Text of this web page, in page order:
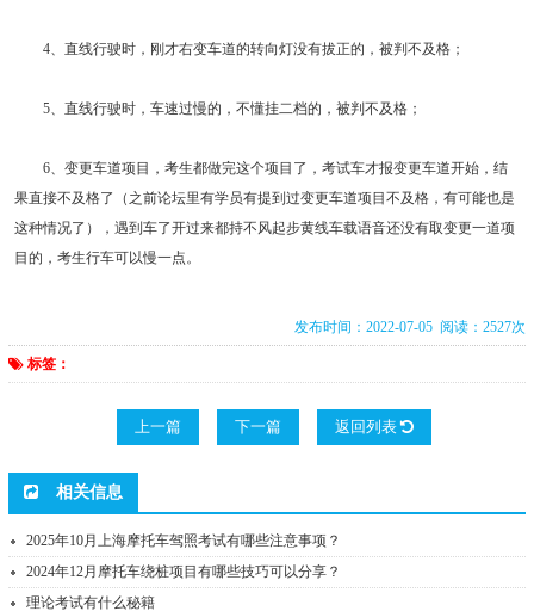
4、直线行驶时，刚才右变车道的转向灯没有拔正的，被判不及格；
5、直线行驶时，车速过慢的，不懂挂二档的，被判不及格；
6、变更车道项目，考生都做完这个项目了，考试车才报变更车道开始，结
果直接不及格了（之前论坛里有学员有提到过变更车道项目不及格，有可能也是
这种情况了），遇到车了开过来都持不风起步黄线车载语音还没有取变更一道项
目的，考生行车可以慢一点。
发布时间：2022-07-05 阅读：2527次
标签：
上一篇 下一篇 返回列表
相关信息
2025年10月上海摩托车驾照考试有哪些注意事项？
2024年12月摩托车绕桩项目有哪些技巧可以分享？
理论考试有什么秘籍